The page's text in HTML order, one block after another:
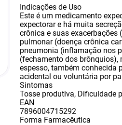
Indicações de Uso
Este é um medicamento
expectorar e há muita
crônica e suas
pulmonar (doença crônica
pneumonia (inflamação nos
(fechamento dos brônquios),
espesso, também conhecida
acidental ou voluntária por
Sintomas
Tosse produtiva, Dificuldade
EAN
7896004715292
Forma Farmacêutica